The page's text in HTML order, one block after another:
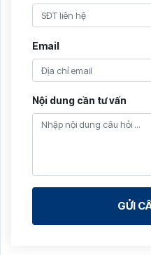
Email
Nội dung cần tư vấn
GỬI